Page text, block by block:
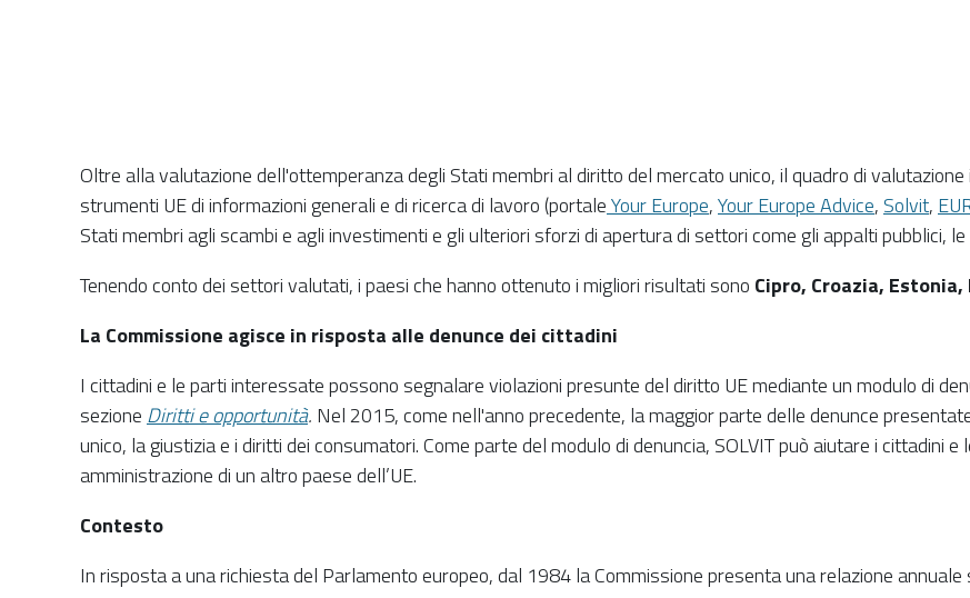
Oltre alla valutazione dell'ottemperanza degli Stati membri al diritto del mercato unico, il quadro di
strumenti UE di informazioni generali e di ricerca di lavoro (portaleYour Europe,Your Europe Advice,Solvit,
Stati membri agli scambi e agli investimenti e gli ulteriori sforzi di apertura di settori come gli appalti pubblici,
Tenendo conto dei settori valutati, i paesi che hanno ottenuto i migliori risultati sono Cipro, Croazia,
La Commissione agisce in risposta alle denunce dei cittadini
I cittadini e le parti interessate possono segnalare violazioni presunte del diritto UE mediante un modulo di
sezione Diritti e opportunità. Nel 2015, come nell'anno precedente, la maggior parte delle denunce
unico, la giustizia e i diritti dei consumatori. Come parte del modulo di denuncia, SOLVIT può aiutare i cittadini
amministrazione di un altro paese dell’UE.
Contesto
In risposta a una richiesta del Parlamento europeo, dal 1984 la Commissione presenta una relazione